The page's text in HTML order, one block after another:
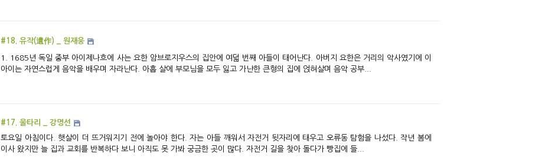
#18. 유작(遺作) _ 원재웅
1. 1685년 독일 중부 아이제나흐에 사는 요한 암브로지우스의 집안에 여덟 번째 아들이 태어난다. 아버지 요한은 거리의 악사였기에 이
아이는 자연스럽게 음악을 배우며 자라난다. 아홉 살에 부모님을 모두 잃고 가난한 큰형의 집에 얹혀살며 음악 공부...
#17. 울타리 _ 강명선
토요일 아침이다. 햇살이 더 뜨거워지기 전에 놀아야 한다. 자는 아들 깨워서 자전거 뒷자리에 태우고 오류동 탐험을 나섰다. 작년 봄에
이사 왔지만 늘 집과 교회를 반복하다 보니 아직도 못 가봐 궁금한 곳이 많다. 자전거 길을 찾아 돌다가 빵집에 들...